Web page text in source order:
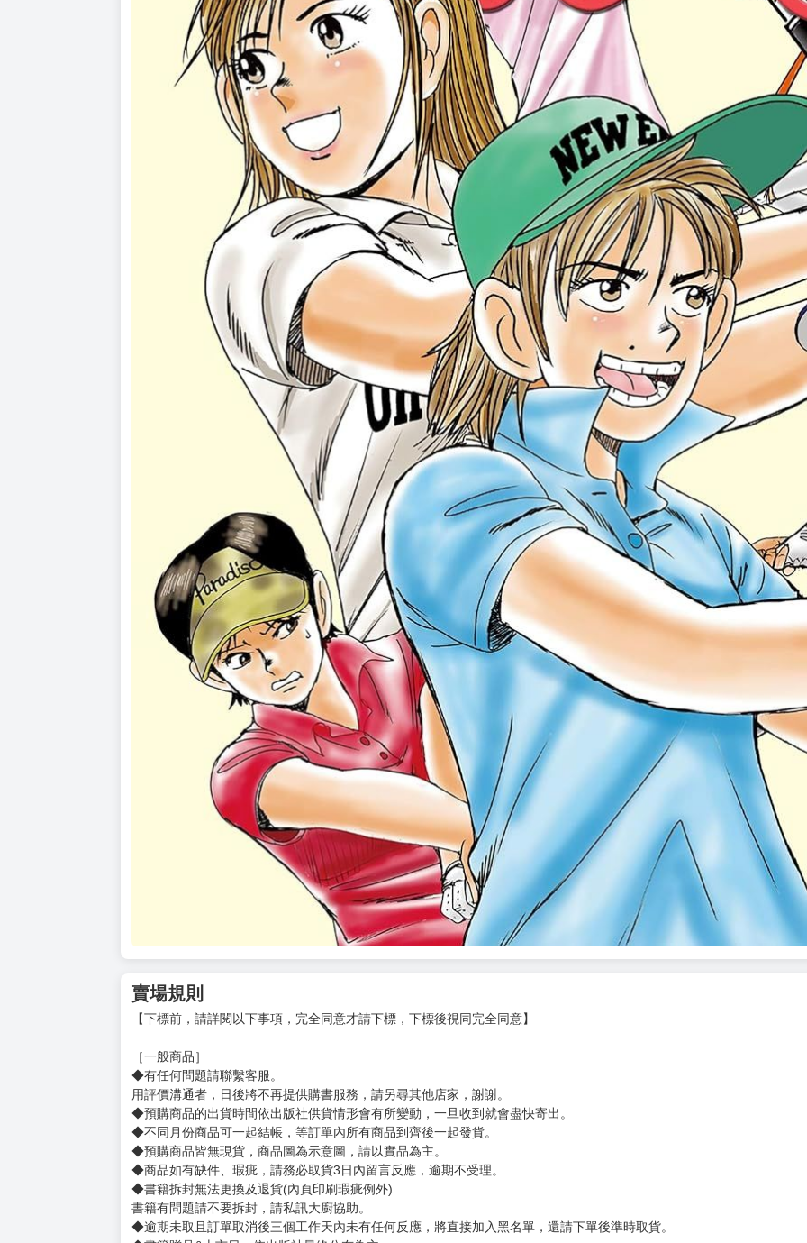
賣場規則
【下標前，請詳閱以下事項，完全同意才請下標，下標後視同完全同意】
［一般商品］